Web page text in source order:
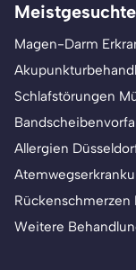
Magen-Darm
Schlafstörungen
Allergien
Rückenschmerzen
Weitere